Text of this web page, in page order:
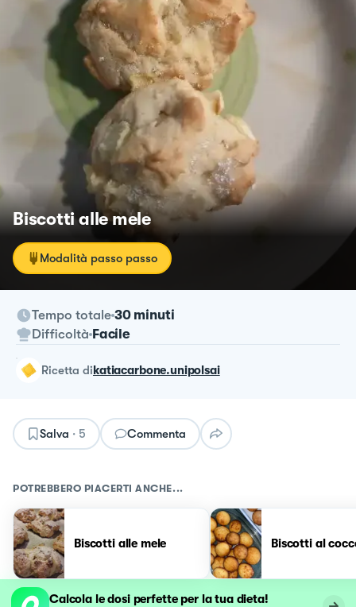
Biscotti alle mele
Modalità passo passo
Tempo totale 30 minuti
Difficoltà Facile
ricetta dikatiacarbone.unipolsai
Salva · 5 Commenta
POTREBBERO PIACERTI ANCHE...
Biscotti alle mele Biscotti al
Calcola le dosi perfette per la tua dieta!